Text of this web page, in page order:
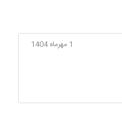
1 مهرماه 1404